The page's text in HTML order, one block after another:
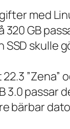
med
GB
skulle
”Zena”
3.0 passar
bärbar